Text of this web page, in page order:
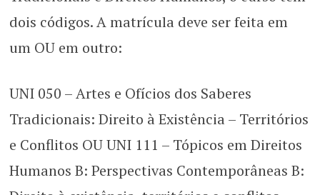
dois códigos. A matrícula deve ser feita em
um OU em outro:
UNI 050 – Artes e Ofícios dos Saberes
Tradicionais: Direito à Existência – Territórios
e Conflitos OU UNI 111 – Tópicos em Direitos
Humanos B: Perspectivas Contemporâneas B: